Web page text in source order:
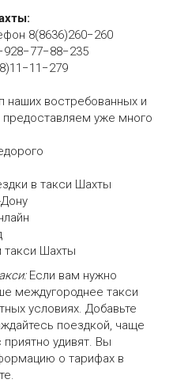
8(8636)260−260
наших востребованных и
уже много
в такси Шахты
такси Шахты
Если вам нужно
междугороднее такси
условиях. Добавьте
поездкой, чаще
удивят. Вы
о тарифах в